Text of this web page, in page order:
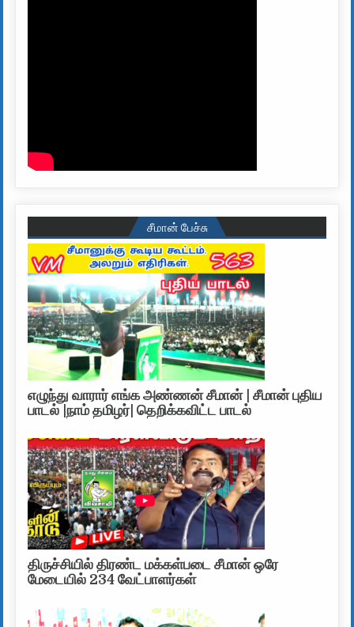
சீமான் பேச்சு
எழுந்து வாரார் எங்க அண்ணன் சீமான் | சீமான் புதிய
பாடல் |நாம் தமிழர்| தெறிக்கவிட்ட பாடல்
திருச்சியில் திரண்ட மக்கள்படை சீமான் ஒரே
மேடையில் 234 வேட்பாளர்கள்